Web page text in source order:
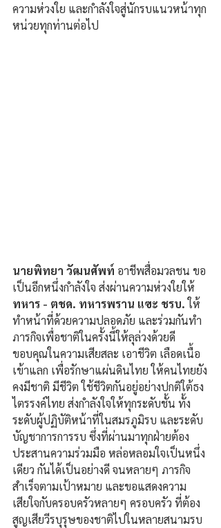
ความห่วงใย และกำลังใจสู่นักรบแนวหน้าทุก
หน่วยทุกท่านต่อไป
นายพิทยา วัฒนศัพท์ อาชีพสื่อมวลชน ขอ
เป็นอีกหนึ่งกำลังใจ ส่งผ่านความห่วงใยให้
ทหาร - ตชด. ทหารพราน แฃะ ชรบ. ให้
ทำหน้าที่ด้วยความปลอดภัย และร่วมกันทำ
ภารกิจเพื่อชาติในครั้งนี้ให้ลุล่วงด้วยดี
ขอบคุณในความเสียสละ เอาชีวิต เลือดเนื้อ
เข้าแลก เพื่อรักษาแผ่นดินไทย ให้คนไทยยัง
คงมีชาติ มีชีวิต ใช้ชีวิตกันอยู่อย่างปกติใต้ธง
ไตรรงค์ไทย ส่งกำลังใจให้ทุกระดับชั้น ทั้ง
ระดับผู้ปฏิบัติหน้าที่ในสมรภูมิรบ และระดับ
บัญชาการการรบ ซึ่งที่ผ่านมาทุกฝ่ายต้อง
ประสานความร่วมมือ หล่อหลอมใจเป็นหนึ่ง
เดียว กันได้เป็นอย่างดี จนหลายๆ ภารกิจ
สำเร็จตามเป้าหมาย และขอแสดงความ
เสียใจกับครอบครัวหลายๆ ครอบครัว ที่ต้อง
สูญเสียวีรบุรุษของชาติไปในหลายสนามรบ